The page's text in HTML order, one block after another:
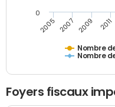
Nombre
Nombre
2005 2007 2009 2011
0
Foyers fiscaux